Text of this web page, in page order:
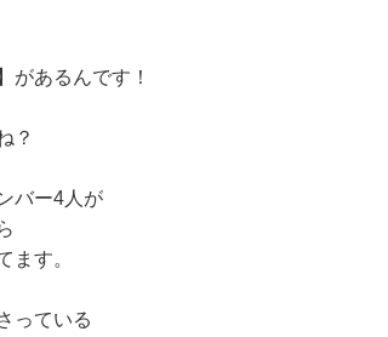
があるんです！
？
バー4人が
ます。
っている